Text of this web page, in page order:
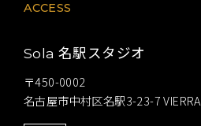
ACCESS
Sola 名駅スタジオ
〒450-0002
名古屋市中村区名駅3-23-7